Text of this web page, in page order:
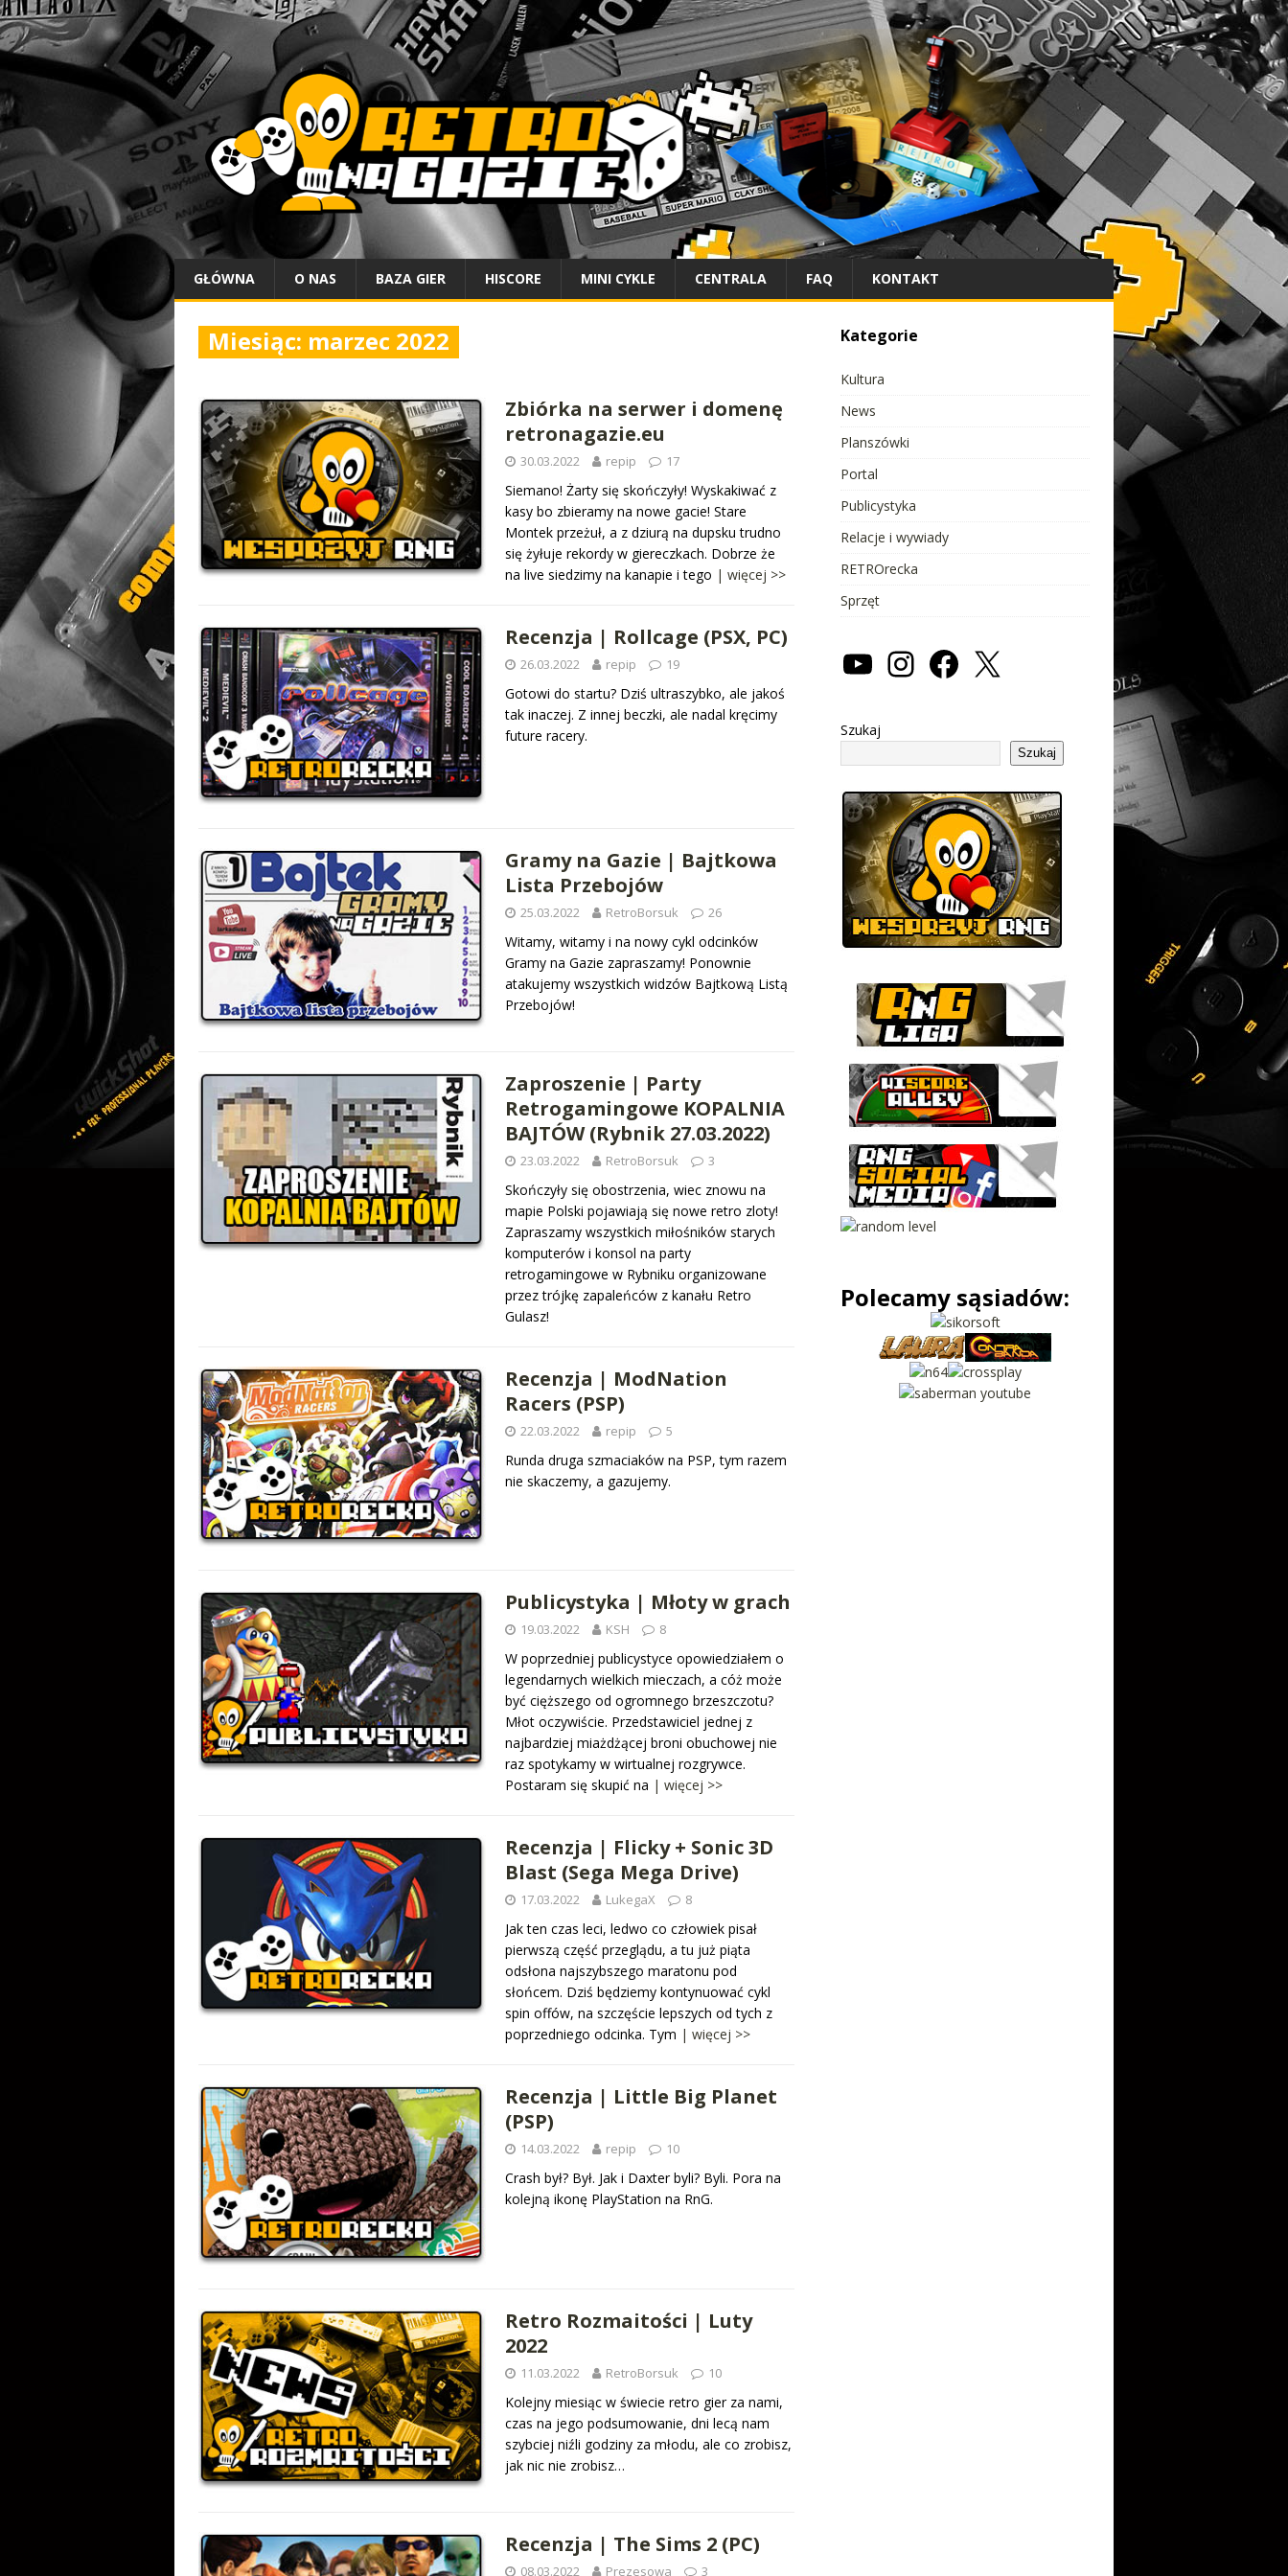
GŁÓWNA O NAS BAZA GIER HISCORE MINI CYKLE CENTRALA FAQ KONTAKT
Miesiąc: marzec 2022
Zbiórka na serwer i domenę
retronagazie.eu
30.03.2022 repip 17
Siemano! Żarty się skończyły! Wyskakiwać z
kasy bo zbieramy na nowe gacie! Stare
Montek przeżuł, a z dziurą na dupsku trudno
się żyłuje rekordy w giereczkach. Dobrze że
na live siedzimy na kanapie i tego | więcej >>
Recenzja | Rollcage (PSX, PC)
26.03.2022 repip 19
Gotowi do startu? Dziś ultraszybko, ale jakoś
tak inaczej. Z innej beczki, ale nadal kręcimy
future racery.
Gramy na Gazie | Bajtkowa
Lista Przebojów
25.03.2022 RetroBorsuk 26
Witamy, witamy i na nowy cykl odcinków
Gramy na Gazie zapraszamy! Ponownie
atakujemy wszystkich widzów Bajtkową Listą
Przebojów!
Zaproszenie | Party
Retrogamingowe KOPALNIA
BAJTÓW (Rybnik 27.03.2022)
23.03.2022 RetroBorsuk 3
Skończyły się obostrzenia, wiec znowu na
mapie Polski pojawiają się nowe retro zloty!
Zapraszamy wszystkich miłośników starych
komputerów i konsol na party
retrogamingowe w Rybniku organizowane
przez trójkę zapaleńców z kanału Retro
Gulasz!
Recenzja | ModNation
Racers (PSP)
22.03.2022 repip 5
Runda druga szmaciaków na PSP, tym razem
nie skaczemy, a gazujemy.
Publicystyka | Młoty w grach
19.03.2022 KSH 8
W poprzedniej publicystyce opowiedziałem o
legendarnych wielkich mieczach, a cóż może
być cięższego od ogromnego brzeszczotu?
Młot oczywiście. Przedstawiciel jednej z
najbardziej miażdżącej broni obuchowej nie
raz spotykamy w wirtualnej rozgrywce.
Postaram się skupić na | więcej >>
Recenzja | Flicky + Sonic 3D
Blast (Sega Mega Drive)
17.03.2022 LukegaX 8
Jak ten czas leci, ledwo co człowiek pisał
pierwszą część przeglądu, a tu już piąta
odsłona najszybszego maratonu pod
słońcem. Dziś będziemy kontynuować cykl
spin offów, na szczęście lepszych od tych z
poprzedniego odcinka. Tym | więcej >>
Recenzja | Little Big Planet
(PSP)
14.03.2022 repip 10
Crash był? Był. Jak i Daxter byli? Byli. Pora na
kolejną ikonę PlayStation na RnG.
Retro Rozmaitości | Luty
2022
11.03.2022 RetroBorsuk 10
Kolejny miesiąc w świecie retro gier za nami,
czas na jego podsumowanie, dni lecą nam
szybciej niźli godziny za młodu, ale co zrobisz,
jak nic nie zrobisz…
Recenzja | The Sims 2 (PC)
08.03.2022 Prezesowa 3
Kategorie
Kultura
News
Planszówki
Portal
Publicystyka
Relacje i wywiady
RETROrecka
Sprzęt
Szukaj
Szukaj
Polecamy sąsiadów: